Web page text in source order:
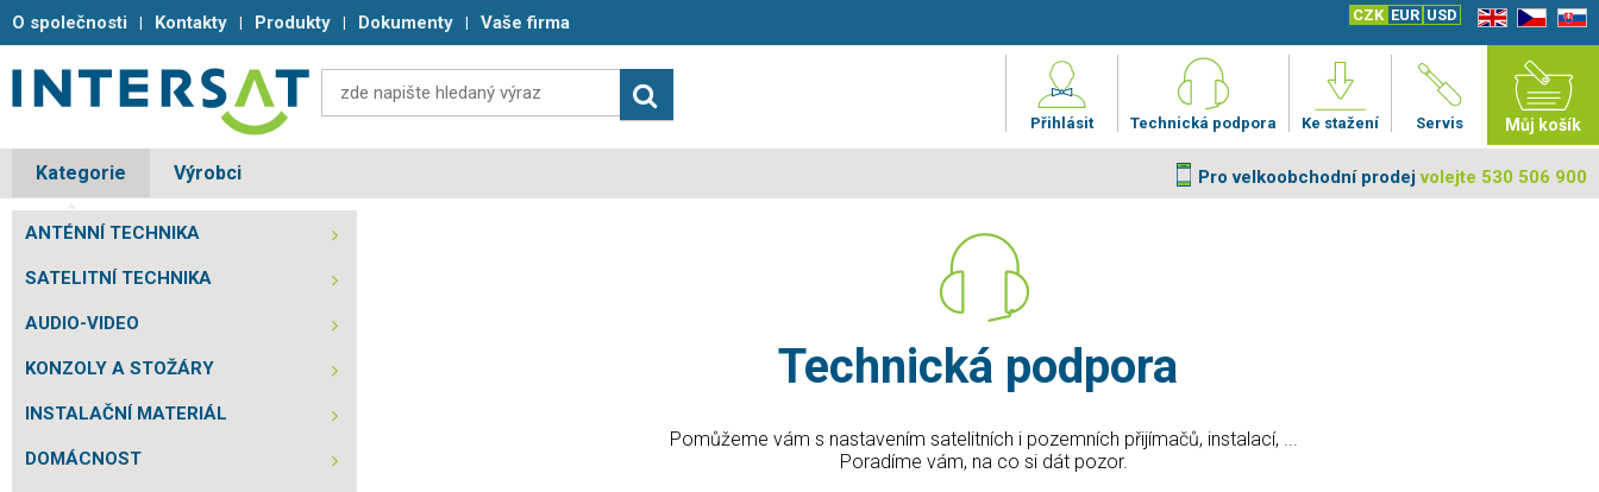
O společnosti Kontakty Produkty Dokumenty Vaše firma EN CZ SK
CZK EUR USD
Můj košík
Servis
Ke stažení
Technická podpora
Přihlásit
Kategorie Výrobci Pro velkoobchodní prodejvolejte 530 506 900
ANTÉNNÍ TECHNIKA
SATELITNÍ TECHNIKA
AUDIO-VIDEO
KONZOLY A STOŽÁRY
INSTALAČNÍ MATERIÁL
DOMÁCNOST
Technická podpora
Pomůžeme vám s nastavením satelitních i pozemních přijímačů, instalací, ...
Poradíme vám, na co si dát pozor.